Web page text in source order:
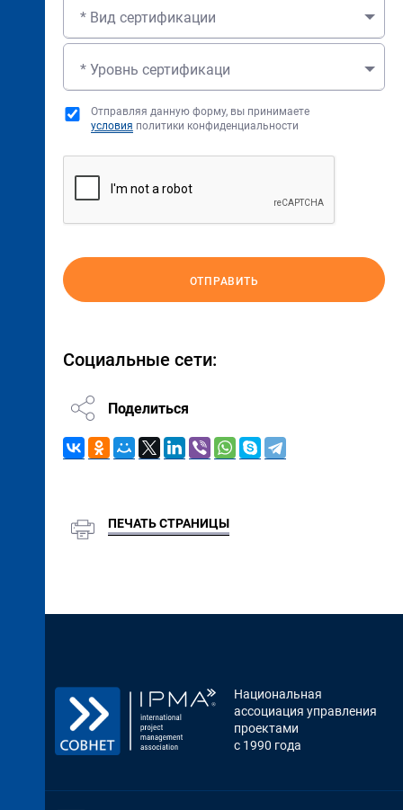
* Вид сертификации
* Уровнь сертификаци
Отправляя данную форму, вы принимаете
условия политики конфиденциальности
ОТПРАВИТЬ
Социальные сети:
Поделиться
ПЕЧАТЬ СТРАНИЦЫ
Национальная
ассоциация управления
проектами
с 1990 года